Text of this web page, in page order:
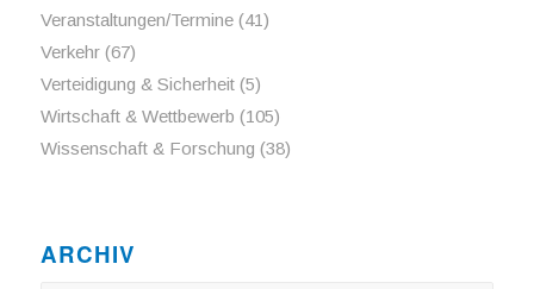
Veranstaltungen/Termine(41)
Verkehr(67)
Verteidigung & Sicherheit(5)
Wirtschaft & Wettbewerb (105)
Wissenschaft & Forschung (38)
ARCHIV